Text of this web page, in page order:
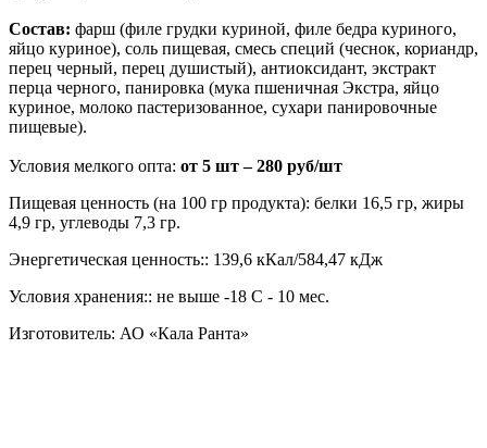
Состав: фарш (филе грудки куриной, филе бедра куриного,
яйцо куриное), соль пищевая, смесь специй (чеснок, кориандр,
перец черный, перец душистый), антиоксидант, экстракт
перца черного, панировка (мука пшеничная Экстра, яйцо
куриное, молоко пастеризованное, сухари панировочные
пищевые).
Условия мелкого опта: от 5 шт – 280 руб/шт
Пищевая ценность (на 100 гр продукта): белки 16,5 гр, жиры
4,9 гр, углеводы 7,3 гр.
Энергетическая ценность:: 139,6 кКал/584,47 кДж
Условия хранения:: не выше -18 С - 10 мес.
Изготовитель: АО «Кала Ранта»